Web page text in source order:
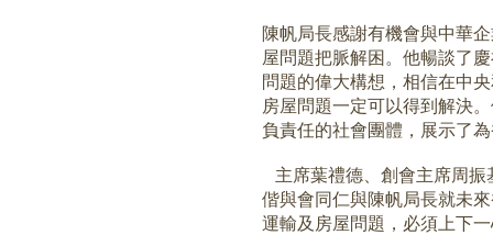
陳帆局長感謝有機會與中華
屋問題把脈解困。他暢談了
問題的偉大構想，相信在中
房屋問題一定可以得到解決
負責任的社會團體，展示了
主席葉禮德、創會主席周振
偕與會同仁與陳帆局長就未
運輸及房屋問題，必須上下